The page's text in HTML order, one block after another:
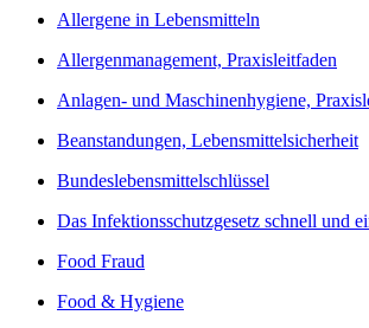
Allergene in Lebensmitteln
Allergenmanagement, Praxisleitfaden
Anlagen- und Maschinenhygiene,
Beanstandungen, Lebensmittelsicherheit
Bundeslebensmittelschlüssel
Das Infektionsschutzgesetz schnell und
Food Fraud
Food & Hygiene